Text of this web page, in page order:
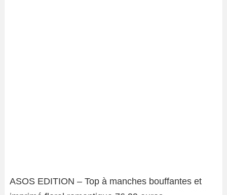
ASOS EDITION – Top à manches bouffantes et